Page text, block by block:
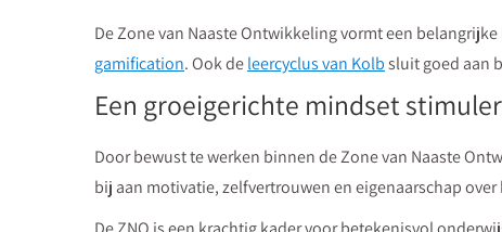
De Zone van Naaste Ontwikkeling vormt een
gamification. Ook deleercyclus van Kolbsluit goed aan
Een groeigerichte mindset
Door bewust te werken binnen de Zone van Naaste
bij aan motivatie, zelfvertrouwen en eigenaarschap over